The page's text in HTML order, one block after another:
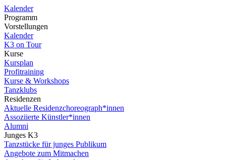
Kalender
Programm
Vorstellungen
Kalender
K3 on Tour
Kurse
Kursplan
Profitraining
Kurse & Workshops
Tanzklubs
Residenzen
Aktuelle Residenzchoreograph*innen
Assoziierte Künstler*innen
Alumni
Junges K3
Tanzstücke für junges Publikum
Angebote zum Mitmachen